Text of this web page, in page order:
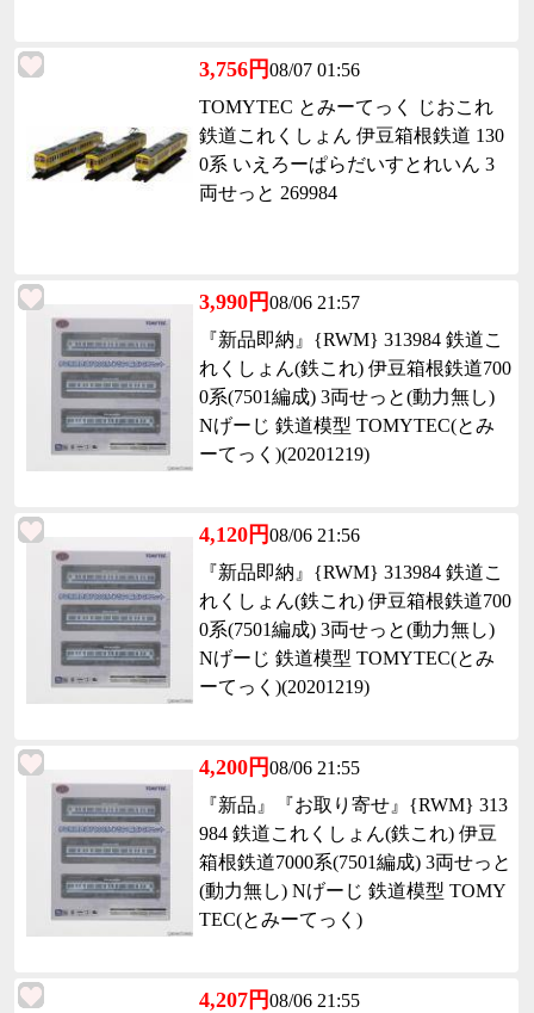
3,756円08/07 01:56
TOMYTEC とみーてっく じおこれ
鉄道これくしょん 伊豆箱根鉄道 130
0系 いえろーぱらだいすとれいん 3
両せっと 269984
3,990円08/06 21:57
『新品即納』{RWM} 313984 鉄道こ
れくしょん(鉄これ) 伊豆箱根鉄道700
0系(7501編成) 3両せっと(動力無し)
Nげーじ 鉄道模型 TOMYTEC(とみ
ーてっく)(20201219)
4,120円08/06 21:56
『新品即納』{RWM} 313984 鉄道こ
れくしょん(鉄これ) 伊豆箱根鉄道700
0系(7501編成) 3両せっと(動力無し)
Nげーじ 鉄道模型 TOMYTEC(とみ
ーてっく)(20201219)
4,200円08/06 21:55
『新品』『お取り寄せ』{RWM} 313
984 鉄道これくしょん(鉄これ) 伊豆
箱根鉄道7000系(7501編成) 3両せっと
(動力無し) Nげーじ 鉄道模型 TOMY
TEC(とみーてっく)
4,207円08/06 21:55